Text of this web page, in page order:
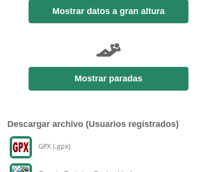
Mostrar datos a gran altura
Mostrar paradas
Descargar archivo (Usuarios registrados)
GPX (.gpx)